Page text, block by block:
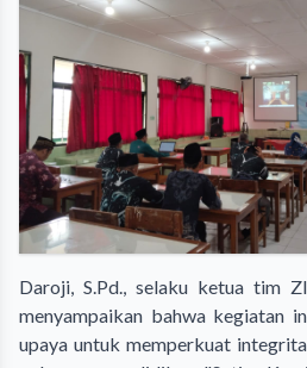
Daroji, S.Pd., selaku ketua tim
menyampaikan bahwa kegiatan
upaya untuk memperkuat